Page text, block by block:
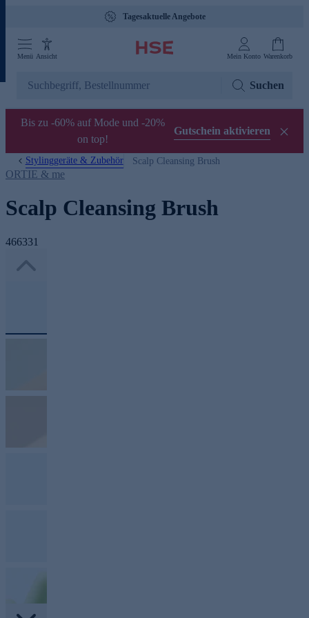
Tagesaktuelle Angebote
Menü Ansicht Mein Konto Warenkorb
Suchen
Bis zu -60% auf Mode und -20%
on top!
Gutschein aktivieren
Stylinggeräte & Zubehör Scalp Cleansing Brush
ORTIE & me
Scalp Cleansing Brush
466331